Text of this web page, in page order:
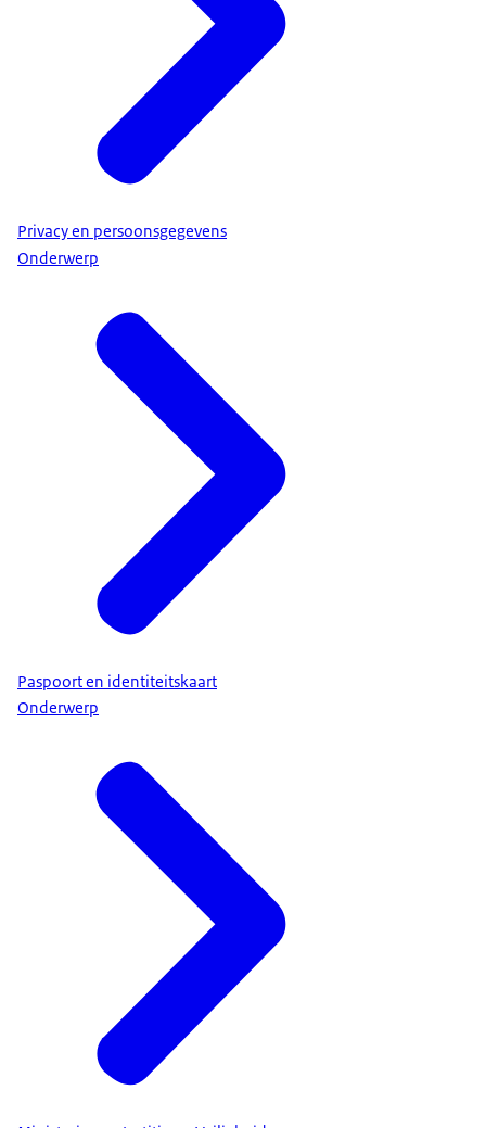
Privacy en persoonsgegevens
Onderwerp
Paspoort en identiteitskaart
Onderwerp